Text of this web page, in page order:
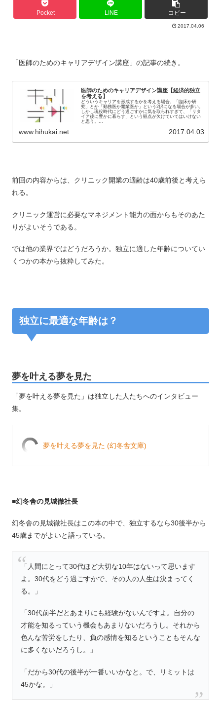
Pocket LINE コピー
2017.04.06
「医師のためのキャリアデザイン講座」の記事の続き。
医師のためのキャリアデザイン講座【経済的独立
を考える】
どういうキャリアを形成するかを考える場合、「臨床か研
究」とか「勤務医か開業医か」という2択になる場合が多い。
しかし現役時代にどう過ごすかに気を取られすぎて、「リタ
イア後に豊かに暮らす」という観点が欠けていてはいけない
と思う。...
www.hihukai.net 2017.04.03
前回の内容からは、クリニック開業の適齢は40歳前後と考えら
れる。
クリニック運営に必要なマネジメント能力の面からもそのあた
りがよいそうである。
では他の業界ではどうだろうか。独立に適した年齢についてい
くつかの本から抜粋してみた。
独立に最適な年齢は？
夢を叶える夢を見た
「夢を叶える夢を見た」は独立した人たちへのインタビュー
集。
夢を叶える夢を見た (幻冬舎文庫)
■幻冬舎の見城徹社長
幻冬舎の見城徹社長はこの本の中で、独立するなら30後半から
45歳までがよいと語っている。
「人間にとって30代ほど大切な10年はないって思います
よ。30代をどう過ごすかで、その人の人生は決まってく
る。」
「30代前半だとあまりにも経験がないんですよ。自分の
才能を知るっていう機会もあまりないだろうし。それから
色んな苦労をしたり、負の感情を知るということもそんな
に多くないだろうし。」
「だから30代の後半が一番いいかなと。で、リミットは
45かな。」